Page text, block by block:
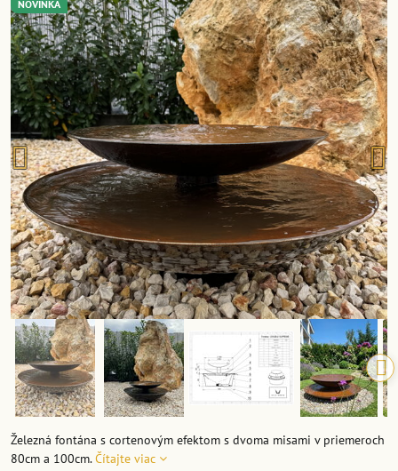
NOVINKA
Železná fontána s cortenovým efektom s dvoma misami v priemeroch
80cm a 100cm.Čítajte viac